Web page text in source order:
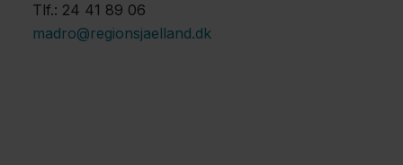
Tlf.: 24 41 89 06
madro@regionsjaelland.dk